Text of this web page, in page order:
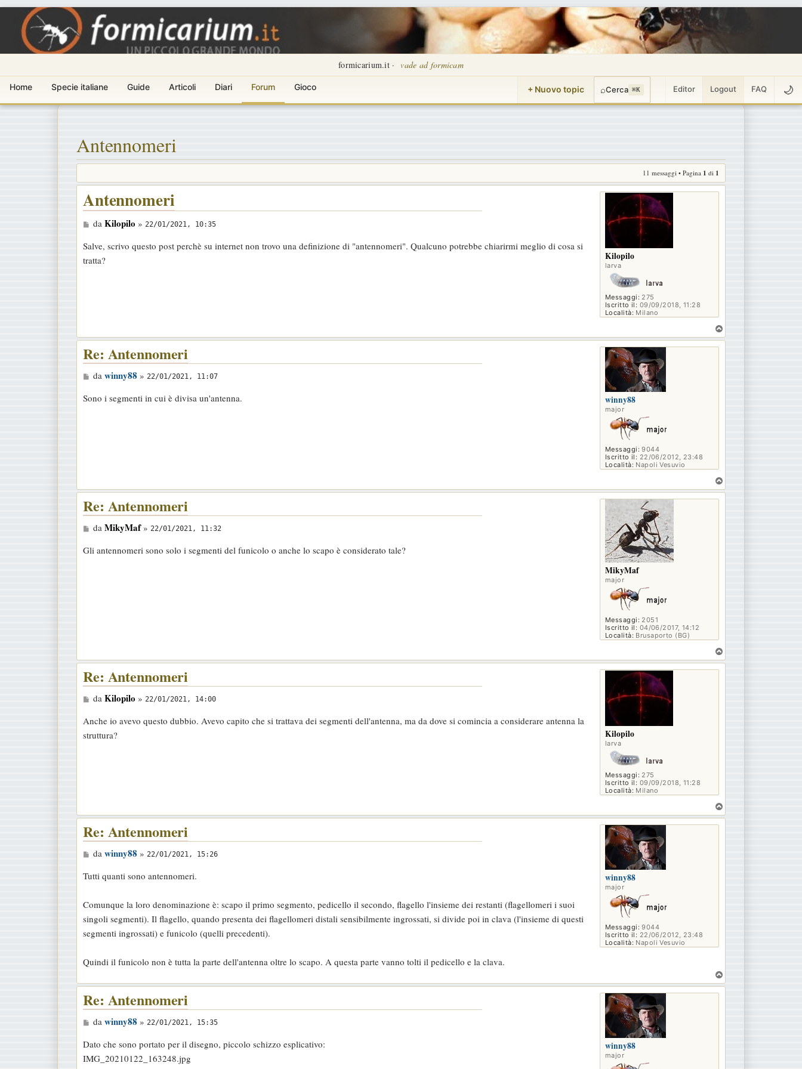
formicarium.it · vade ad formicam
Home Specie italiane Guide Articoli Diari Forum Gioco + Nuovo topic ⌕Cerca ⌘K Editor Logout FAQ 🌙
Antennomeri
11 messaggi • Pagina 1 di 1
Kilopilo
larva
Messaggi: 275
Iscritto il: 09/09/2018, 11:28
Località: Milano
Antennomeri
M
s
s
o
da Kilopilo » 22/01/2021, 10:35
Salve, scrivo questo post perchè su internet non trovo una definizione di "antennomeri". Qualcuno potrebbe chiarirmi meglio di cosa si
tratta?
o
winny88
major
Messaggi: 9044
Iscritto il: 22/06/2012, 23:48
Località: Napoli Vesuvio
Re: Antennomeri
M
s
o
da winny88 » 22/01/2021, 11:07
Sono i segmenti in cui è divisa un'antenna.
o
MikyMaf
major
Messaggi: 2051
Iscritto il: 04/06/2017, 14:12
Località: Brusaporto (BG)
Re: Antennomeri
M
s
da MikyMaf» 22/01/2021, 11:32
Gli antennomeri sono solo i segmenti del funicolo o anche lo scapo è considerato tale?
o
Kilopilo
larva
Messaggi: 275
Iscritto il: 09/09/2018, 11:28
Località: Milano
Re: Antennomeri
M
s
s
o
da Kilopilo » 22/01/2021, 14:00
Anche io avevo questo dubbio. Avevo capito che si trattava dei segmenti dell'antenna, ma da dove si comincia a considerare antenna la
struttura?
o
winny88
major
Messaggi: 9044
Iscritto il: 22/06/2012, 23:48
Località: Napoli Vesuvio
Re: Antennomeri
M
s
a
g
g
o
da winny88 » 22/01/2021, 15:26
Tutti quanti sono antennomeri.
Comunque la loro denominazione è: scapo il primo segmento, pedicello il secondo, flagello l'insieme dei restanti (flagellomeri i suoi
singoli segmenti). Il flagello, quando presenta dei flagellomeri distali sensibilmente ingrossati, si divide poi in clava (l'insieme di questi
segmenti ingrossati) e funicolo (quelli precedenti).
Quindi il funicolo non è tutta la parte dell'antenna oltre lo scapo. A questa parte vanno tolti il pedicello e la clava.
o
winny88
major
Re: Antennomeri
M
s
s
da winny88 » 22/01/2021, 15:35
Dato che sono portato per il disegno, piccolo schizzo esplicativo:
IMG_20210122_163248.jpg